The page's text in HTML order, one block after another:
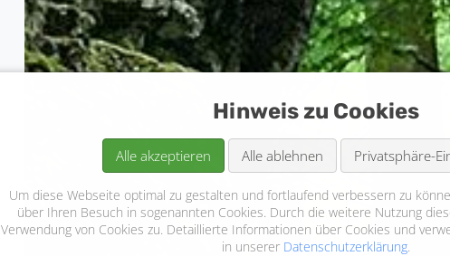
Hinweis zu Cookies
Alle akzeptieren Alle ablehnen Privatsphäre-
Um diese Webseite optimal zu gestalten und fortlaufend verbessern zu
über Ihren Besuch in sogenannten Cookies. Durch die weitere Nutzung
Verwendung von Cookies zu. Detaillierte Informationen über Cookies und
in unserer Datenschutzerklärung